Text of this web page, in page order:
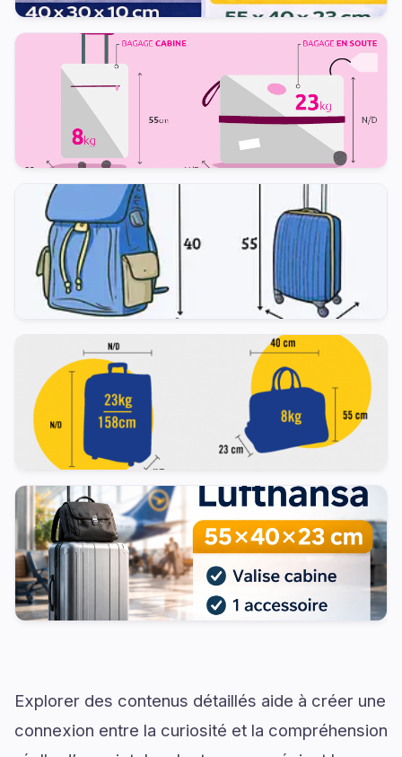
Explorer des contenus détaillés aide à créer une
connexion entre la curiosité et la compréhension